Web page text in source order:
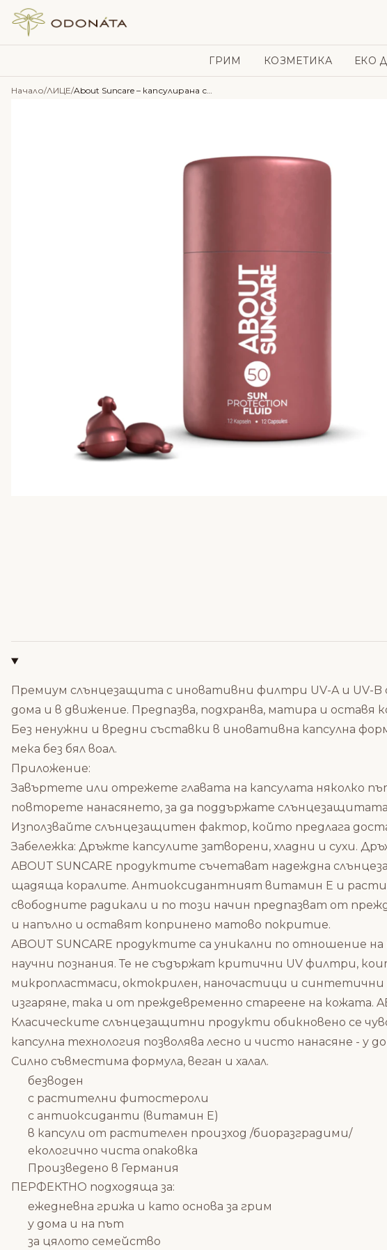
Skip to content
ГРИМ КОЗМЕТИКА ЕКО
Начало/ЛИЦЕ/ About Suncare – капсулирана слънцезащита – SPF50
Премиум слънцезащита с иновативни филтри UV-A и UV-B
дома и в движение. Предпазва, подхранва, матира и оставя
Без ненужни и вредни съставки в иновативна капсулна
мека без бял воал.
Приложение:
Завъртете или отрежете главата на капсулата няколко
повторете нанасянето, за да поддържате
Използвайте слънцезащитен фактор, който предлага
Забележка: Дръжте капсулите затворени, хладни и сухи.
ABOUT SUNCARE продуктите съчетават надеждна
щадяща коралите. Антиоксидантният витамин Е и
свободните радикали и по този начин предпазват от
и напълно и оставят копринено матово покритие.
ABOUT SUNCARE продуктите са уникални по отношение
научни познания. Те не съдържат критични UV филтри,
микропластмаси, октокрилен, наночастици и синтетични
изгаряне, така и от преждевременно стареене на кожата.
Класическите слънцезащитни продукти обикновено се
капсулна технология позволява лесно и чисто нанасяне - у
Силно съвместима формула, веган и халал.
безводен
с растителни фитостероли
с антиоксиданти (витамин Е)
в капсули от растителен произход /биоразградими/
екологично чиста опаковка
Произведено в Германия
ПЕРФЕКТНО подходяща за:
ежедневна грижа и като основа за грим
у дома и на път
за цялото семейство